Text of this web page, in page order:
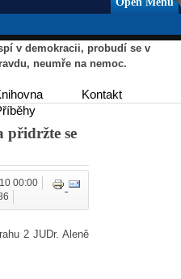
v demokracii, probudí se v
neumře na nemoc.
Kontakt
přidržte se
00:00
2 JUDr. Aleně